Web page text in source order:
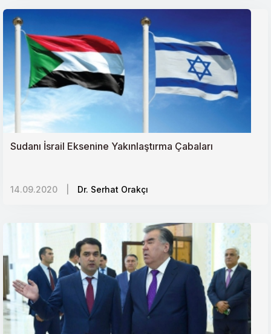
Sudanı İsrail Eksenine Yakınlaştırma Çabaları
14.09.2020 Dr. Serhat Orakçı